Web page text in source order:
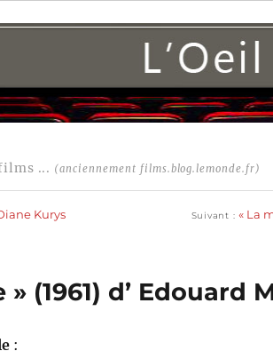
... (anciennement films.blog.lemonde.fr)
Kurys Suivant « La
(1961) d’ Edouard
: